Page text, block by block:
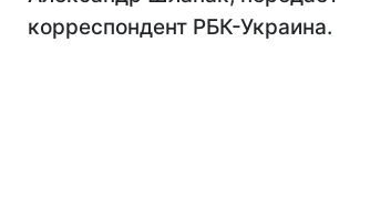
корреспондент РБК-Украина.